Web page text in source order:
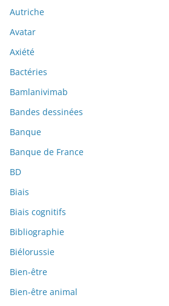
Autriche
Avatar
Axiété
Bactéries
Bamlanivimab
Bandes dessinées
Banque
Banque de France
BD
Biais
Biais cognitifs
Bibliographie
Biélorussie
Bien-être
Bien-être animal